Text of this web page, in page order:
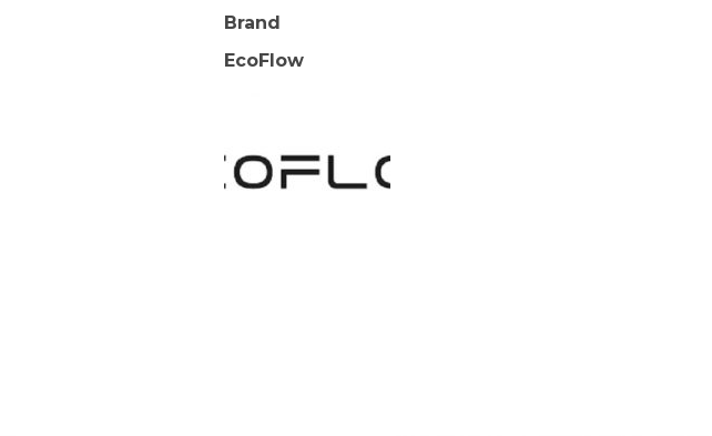
Brand
EcoFlow